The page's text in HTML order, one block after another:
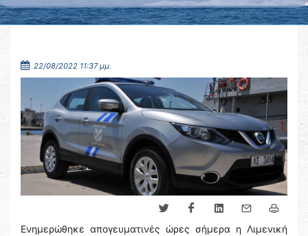
22/08/2022 11:37 μμ.
Ενημερώθηκε απογευματινές ώρες σήμερα η Λιμενική